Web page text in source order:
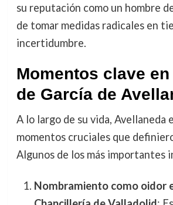
su reputación como un hombre
de tomar medidas radicales en
incertidumbre.
Momentos clave
de García de
A lo largo de su vida, Avellaneda
momentos cruciales que
Algunos de los más importantes
Nombramiento como oidor